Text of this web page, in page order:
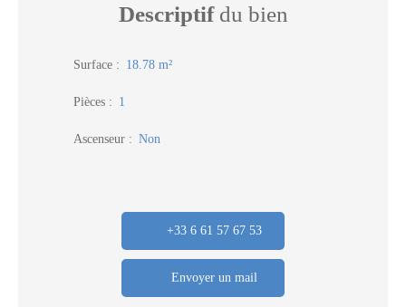
Descriptifdu bien
Surface : 18.78 m²
Pièces : 1
Ascenseur : Non
+33 6 61 57 67 53
Envoyer un mail